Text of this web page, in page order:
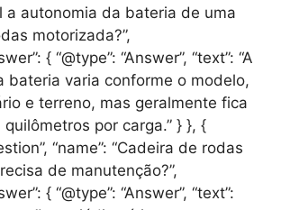
a autonomia da bateria de uma
motorizada?”,
{ “@type”: “Answer”, “text”: “A
bateria varia conforme o modelo,
e terreno, mas geralmente fica
por carga.” } }, {
“name”: “Cadeira de rodas
de manutenção?”,
{ “@type”: “Answer”, “text”: